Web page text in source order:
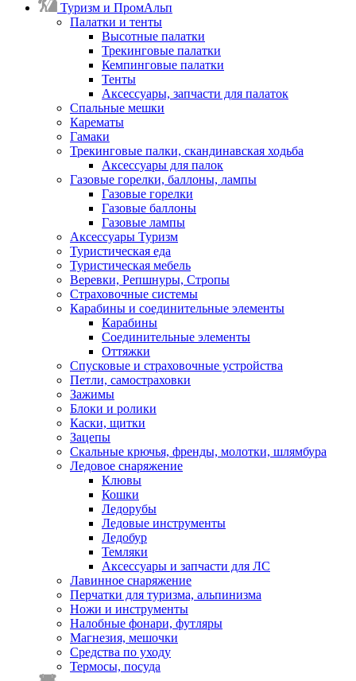
Туризм и ПромАльп
Палатки и тенты
Высотные палатки
Трекинговые палатки
Кемпинговые палатки
Тенты
Аксессуары, запчасти для палаток
Спальные мешки
Карематы
Гамаки
Трекинговые палки, скандинавская ходьба
Аксессуары для палок
Газовые горелки, баллоны, лампы
Газовые горелки
Газовые баллоны
Газовые лампы
Аксессуары Туризм
Туристическая еда
Туристическая мебель
Веревки, Репшнуры, Стропы
Страховочные системы
Карабины и соединительные элементы
Карабины
Соединительные элементы
Оттяжки
Спусковые и страховочные устройства
Петли, самостраховки
Зажимы
Блоки и ролики
Каски, щитки
Зацепы
Скальные крючья, френды, молотки, шлямбура
Ледовое снаряжение
Клювы
Кошки
Ледорубы
Ледовые инструменты
Ледобур
Темляки
Аксессуары и запчасти для ЛС
Лавинное снаряжение
Перчатки для туризма, альпинизма
Ножи и инструменты
Налобные фонари, футляры
Магнезия, мешочки
Средства по уходу
Термосы, посуда